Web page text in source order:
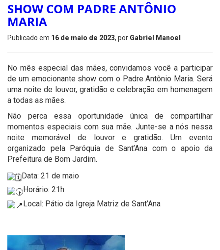
SHOW COM PADRE ANTÔNIO
MARIA
Publicado em 16 de maio de 2023, por Gabriel Manoel
No mês especial das mães, convidamos você a participar
de um emocionante show com o Padre Antônio Maria. Será
uma noite de louvor, gratidão e celebração em homenagem
a todas as mães.
Não perca essa oportunidade única de compartilhar
momentos especiais com sua mãe. Junte-se a nós nessa
noite memorável de louvor e gratidão. Um evento
organizado pela Paróquia de Sant’Ana com o apoio da
Prefeitura de Bom Jardim.
Data: 21 de maio
Horário: 21h
Local: Pátio da Igreja Matriz de Sant’Ana